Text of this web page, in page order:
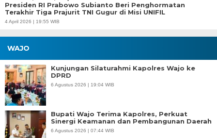
Presiden RI Prabowo Subianto Beri Penghormatan
Terakhir Tiga Prajurit TNI Gugur di Misi UNIFIL
4 April 2026 | 19:55 WIB
WAJO
Kunjungan Silaturahmi Kapolres Wajo ke
DPRD
6 Agustus 2026 | 19:04 WIB
Bupati Wajo Terima Kapolres, Perkuat
Sinergi Keamanan dan Pembangunan Daerah
6 Agustus 2026 | 07:44 WIB